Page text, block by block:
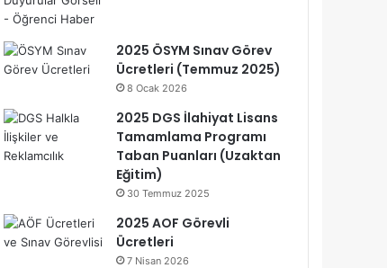
2025 ÖSYM Sınav Görev
Ücretleri (Temmuz 2025)
8 Ocak 2026
2025 DGS İlahiyat Lisans
Tamamlama Programı
Taban Puanları (Uzaktan
Eğitim)
30 Temmuz 2025
2025 AOF Görevli
Ücretleri
7 Nisan 2026